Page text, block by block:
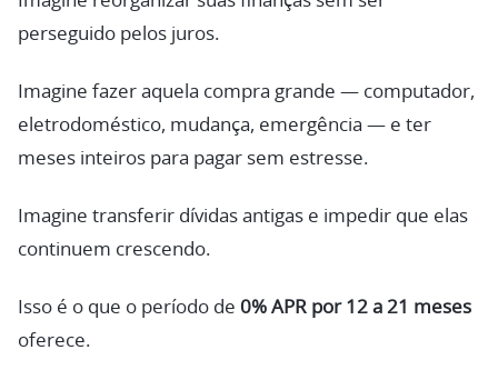
perseguido pelos juros.
Imagine fazer aquela compra grande — computador,
eletrodoméstico, mudança, emergência — e ter
meses inteiros para pagar sem estresse.
Imagine transferir dívidas antigas e impedir que elas
continuem crescendo.
Isso é o que o período de 0% APR por 12 a 21 meses
oferece.